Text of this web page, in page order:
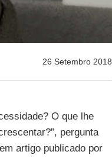
26 Setembro 2018
O que lhe
pergunta
artigo publicado por